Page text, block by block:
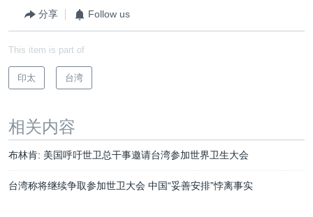
分享 Follow us
This item is part of
印太 台湾
相关内容
布林肯: 美国呼吁世卫总干事邀请台湾参加世界卫生大会
台湾称将继续争取参加世卫大会 中国“妥善安排”悖离事实